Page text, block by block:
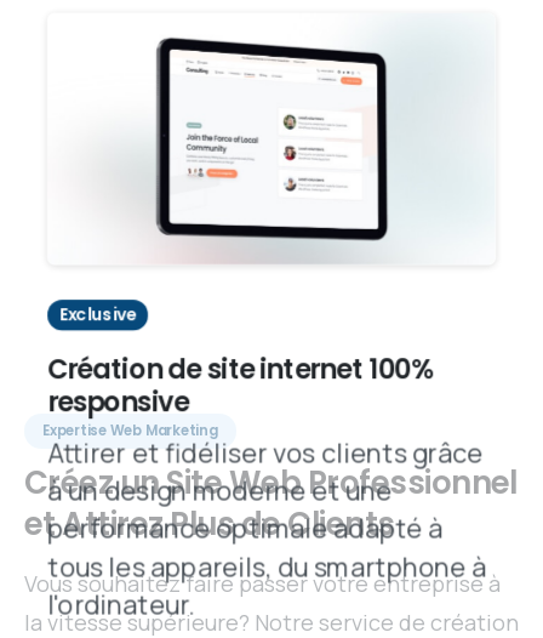
Exclusive
Création de site internet 100%
responsive
Attirer et fidéliser vos clients grâce
à un design moderne et une
performance optimale adapté à
tous les appareils, du smartphone à
l'ordinateur.
Expertise Web Marketing
CréezunSiteWeb Professionnel
etAttirezPlusdeClients
Vous souhaitez faire passer votre entreprise à
la vitesse supérieure? Notre service de création